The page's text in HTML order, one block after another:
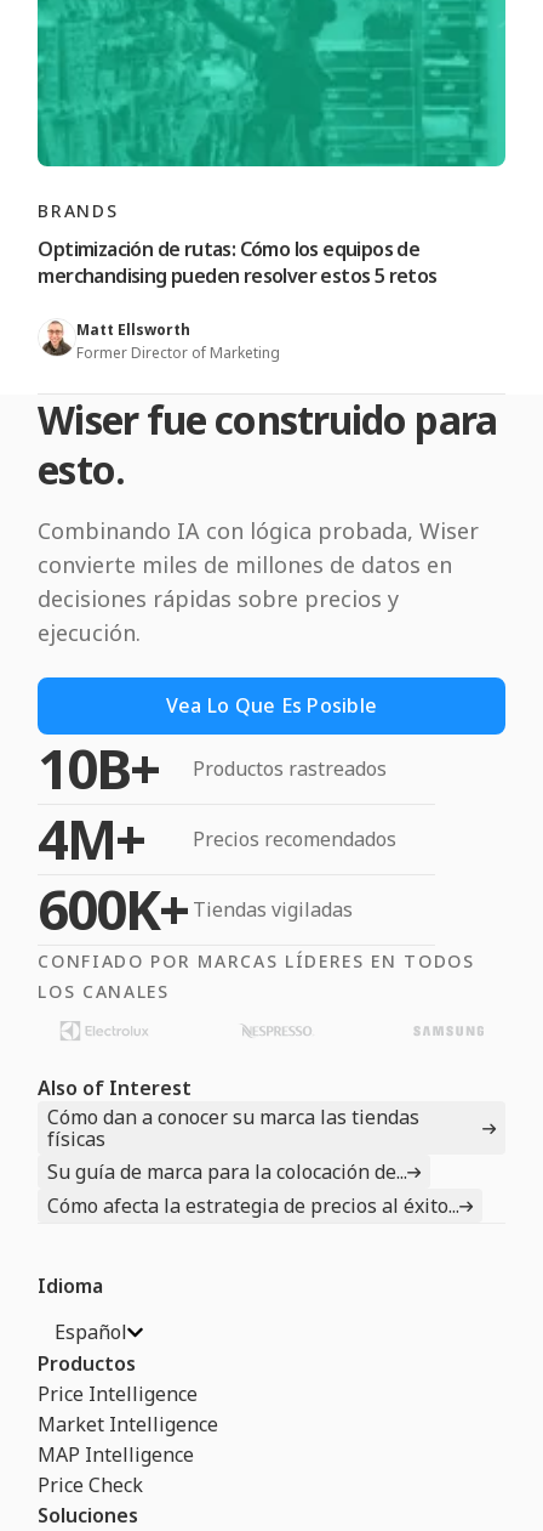
BRANDS
Optimización de rutas: Cómo los equipos de
merchandising pueden resolver estos 5 retos
Matt Ellsworth
Former Director of Marketing
Wiser fue construido para
esto.
Combinando IA con lógica probada, Wiser
convierte miles de millones de datos en
decisiones rápidas sobre precios y
ejecución.
Vea Lo Que Es Posible
10B+ Productos rastreados
4M+ Precios recomendados
600K+ Tiendas vigiladas
CONFIADO POR MARCAS LÍDERES EN TODOS
LOS CANALES
Also of Interest
Cómo dan a conocer su marca las tiendas
físicas
Su guía de marca para la colocación de...
Cómo afecta la estrategia de precios al éxito...
Idioma
Español
Productos
Price Intelligence
Market Intelligence
MAP Intelligence
Price Check
Soluciones